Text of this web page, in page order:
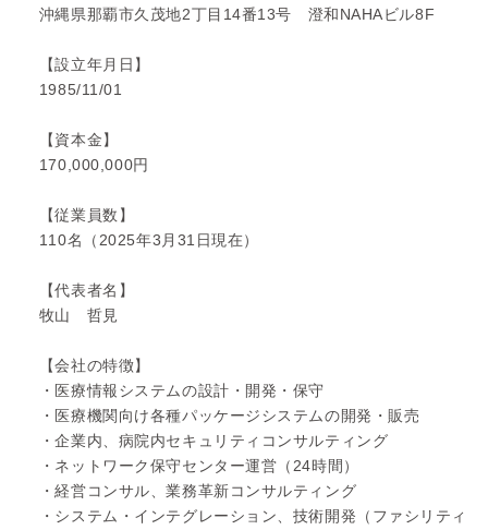
沖縄県那覇市久茂地2丁目14番13号 澄和NAHAビル8F
【設立年月日】
1985/11/01
【資本金】
170,000,000円
【従業員数】
110名（2025年3月31日現在）
【代表者名】
牧山 哲見
【会社の特徴】
・医療情報システムの設計・開発・保守
・医療機関向け各種パッケージシステムの開発・販売
・企業内、病院内セキュリティコンサルティング
・ネットワーク保守センター運営（24時間）
・経営コンサル、業務革新コンサルティング
・システム・インテグレーション、技術開発（ファシリティ